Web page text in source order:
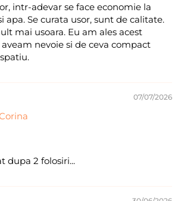
intr-adevar se face economie la
apa. Se curata usor, sunt de calitate.
mai usoara. Eu am ales acest
nevoie si de ceva compact
07/07/2026
dupa 2 folosiri...